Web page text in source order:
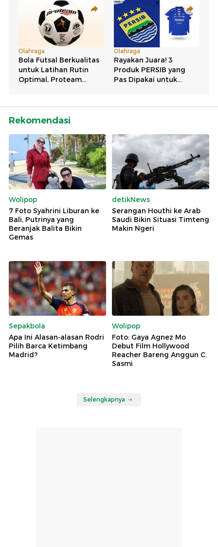
Rekomendasi
Wolipop
7 Foto Syahrini Liburan ke
Bali, Putrinya yang
Beranjak Balita Bikin
Gemas
detikNews
Serangan Houthi ke Arab
Saudi Bikin Situasi Timteng
Makin Ngeri
Sepakbola
Apa Ini Alasan-alasan Rodri
Pilih Barca Ketimbang
Madrid?
Wolipop
Foto: Gaya Agnez Mo
Debut Film Hollywood
Reacher Bareng Anggun C.
Sasmi
Selengkapnya